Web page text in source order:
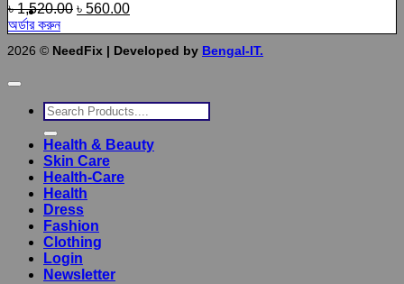
৳1,520.00 ৳ 560.00
অর্ডার করুন
2026 © NeedFix | Developed by Bengal-IT.
Search
for:
Health & Beauty
Skin Care
Health-Care
Health
Dress
Fashion
Clothing
Login
Newsletter